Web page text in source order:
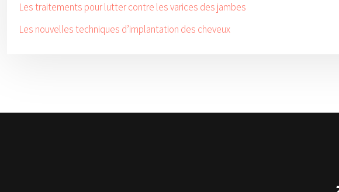
Les traitements pour lutter contre les varices des jambes
Les nouvelles techniques d’implantation des cheveux